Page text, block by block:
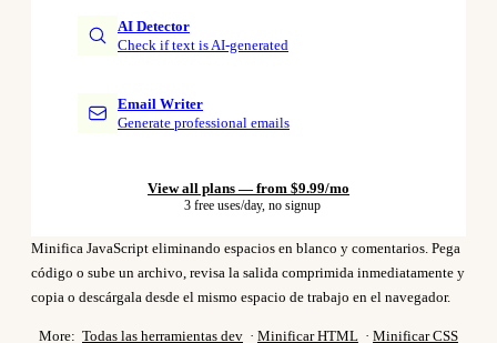
AI Detector
Check if text is AI-generated
Email Writer
Generate professional emails
View all plans — from $9.99/mo
3 free uses/day, no signup
Minifica JavaScript eliminando espacios en blanco y comentarios. Pega
código o sube un archivo, revisa la salida comprimida inmediatamente y
copia o descárgala desde el mismo espacio de trabajo en el navegador.
More: Todas las herramientas dev · Minificar HTML · Minificar CSS